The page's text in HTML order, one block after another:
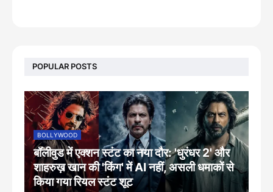
POPULAR POSTS
BOLLYWOOD
बॉलीवुड में एक्शन स्टंट का नया दौर: 'धुरंधर 2' और
शाहरुख़ खान की 'किंग' में AI नहीं, असली धमाकों से
किया गया रियल स्टंट शूट